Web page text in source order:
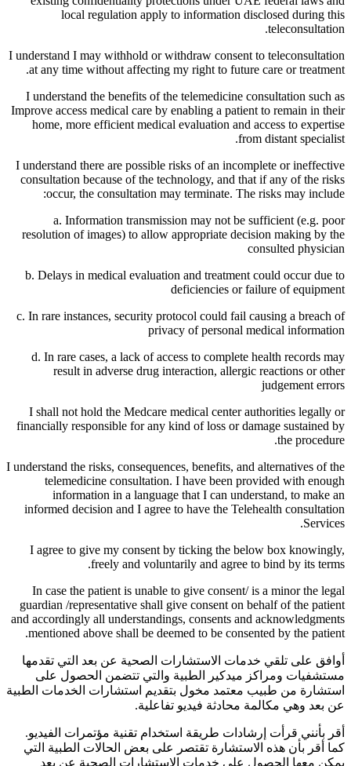
local regulation apply to information disclosed during this
teleconsultation.
I understand I may withhold or withdraw consent to teleconsultation
at any time without affecting my right to future care or treatment.
I understand the benefits of the telemedicine consultation such as
Improve access medical care by enabling a patient to remain in their
home, more efficient medical evaluation and access to expertise
from distant specialist.
I understand there are possible risks of an incomplete or ineffective
consultation because of the technology, and that if any of the risks
occur, the consultation may terminate. The risks may include:
a. Information transmission may not be sufficient (e.g. poor
resolution of images) to allow appropriate decision making by the
consulted physician
b. Delays in medical evaluation and treatment could occur due to
deficiencies or failure of equipment
c. In rare instances, security protocol could fail causing a breach of
privacy of personal medical information
d. In rare cases, a lack of access to complete health records may
result in adverse drug interaction, allergic reactions or other
judgement errors
I shall not hold the Medcare medical center authorities legally or
financially responsible for any kind of loss or damage sustained by
the procedure.
I understand the risks, consequences, benefits, and alternatives of the
telemedicine consultation. I have been provided with enough
information in a language that I can understand, to make an
informed decision and I agree to have the Telehealth consultation
Services.
I agree to give my consent by ticking the below box knowingly,
freely and voluntarily and agree to bind by its terms.
In case the patient is unable to give consent/ is a minor the legal
guardian /representative shall give consent on behalf of the patient
and accordingly all understandings, consents and acknowledgments
mentioned above shall be deemed to be consented by the patient.
أوافق على تلقي خدمات الاستشارات الصحية عن بعد التي تقدمها
مستشفيات ومراكز ميدكير الطبية والتي تتضمن الحصول على
استشارة من طبيب معتمد مخول بتقديم استشارات الخدمات الطبية
عن بعد وهي مكالمة محادثة فيديو تفاعلية.
أقر بأنني قرأت إرشادات طريقة استخدام تقنية مؤتمرات الفيديو.
كما أقر بأن هذه الاستشارة تقتصر على بعض الحالات الطبية التي
يمكن معها الحصول على خدمات الاستشارات الصحية عن بعد